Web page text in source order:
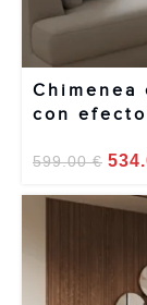
Chimenea
con
599.00€